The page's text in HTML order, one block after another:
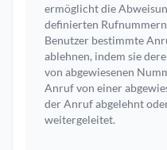
ermöglicht die
definierten
Benutzer bestimmte
ablehnen, indem sie
von abgewiesenen
Anruf von einer
der Anruf abgelehnt
weitergeleitet.